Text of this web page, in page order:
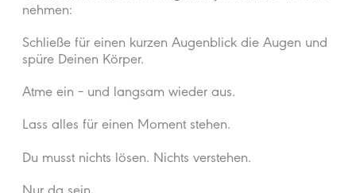
nehmen:
Schließe für einen kurzen Augenblick die Augen und
spüre Deinen Körper.
Atme ein – und langsam wieder aus.
Lass alles für einen Moment stehen.
Du musst nichts lösen. Nichts verstehen.